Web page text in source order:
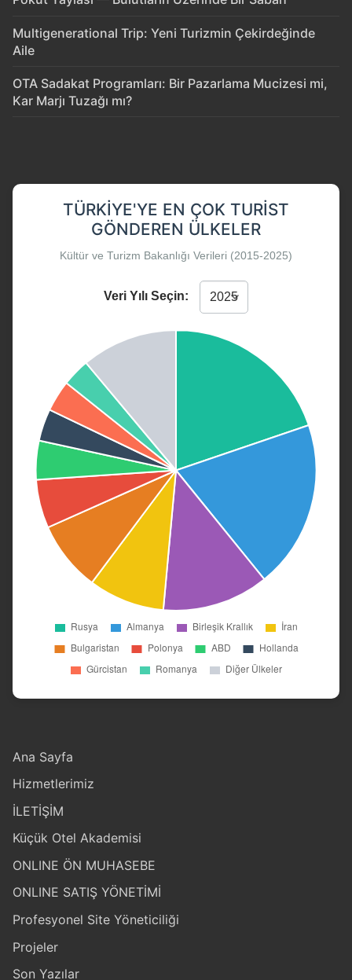
Multigenerational Trip: Yeni Turizmin Çekirdeğinde
Aile
OTA Sadakat Programları: Bir Pazarlama Mucizesi mi,
Kar Marjı Tuzağı mı?
TÜRKIYE'YE EN ÇOK TURIST
GÖNDEREN ÜLKELER
Kültür ve Turizm Bakanlığı Verileri (2015-2025)
Veri Yılı Seçin:
Ana Sayfa
Hizmetlerimiz
İLETİŞİM
Küçük Otel Akademisi
ONLINE ÖN MUHASEBE
ONLINE SATIŞ YÖNETİMİ
Profesyonel Site Yöneticiliği
Projeler
Son Yazılar